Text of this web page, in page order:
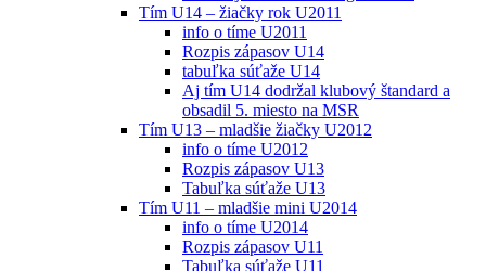
Tím U14 – žiačky rok U2011
info o tíme U2011
Rozpis zápasov U14
tabuľka súťaže U14
Aj tím U14 dodržal klubový štandard a
obsadil 5. miesto na MSR
Tím U13 – mladšie žiačky U2012
info o tíme U2012
Rozpis zápasov U13
Tabuľka súťaže U13
Tím U11 – mladšie mini U2014
info o tíme U2014
Rozpis zápasov U11
Tabuľka súťaže U11